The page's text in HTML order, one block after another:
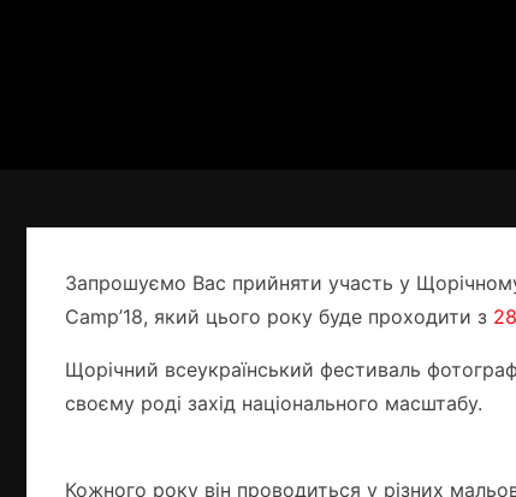
Запрошуємо Вас прийняти участь у
Camp’18, який цього року буде проходити з 28
Щорічний всеукраїнський фестиваль
своєму роді захід національного масштабу.
Кожного року він проводиться у різних